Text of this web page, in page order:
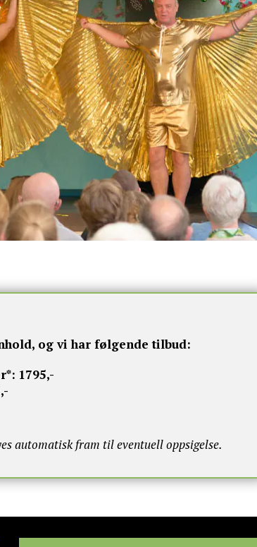
og vi har følgende tilbud:
1795,-
automatisk fram til eventuell oppsigelse.